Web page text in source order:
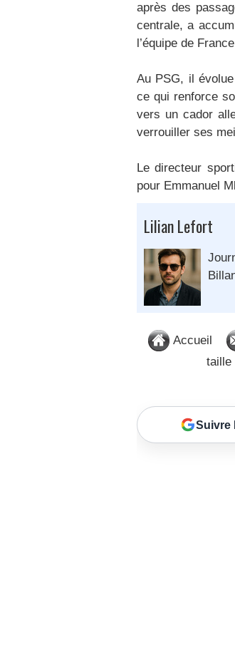
après des
centrale, a
l’équipe de
Au PSG, il
ce qui renforce
vers un cador
verrouiller ses
Le directeur
pour Emmanuel
Lilian Lefort
Accueil
taille
Suivre